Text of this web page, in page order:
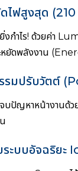
ดไฟสูงสุด
งกำไร! ด้วยค่า
หยัดพลังงาน
รมปรับวัตต์
จบปัญหาหน้างานด้
ระบบอัจฉริย